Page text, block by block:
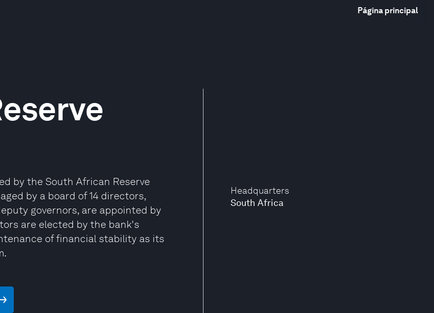
Página principal
Headquarters
South Africa
by the South African Reserve
by a board of 14 directors,
governors, are appointed by
are elected by the bank's
of financial stability as its